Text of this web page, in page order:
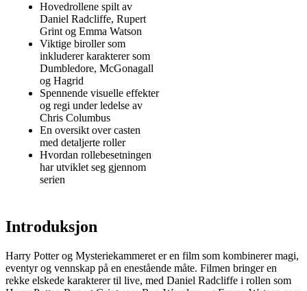
Hovedrollene spilt av
Daniel Radcliffe, Rupert
Grint og Emma Watson
Viktige biroller som
inkluderer karakterer som
Dumbledore, McGonagall
og Hagrid
Spennende visuelle effekter
og regi under ledelse av
Chris Columbus
En oversikt over casten
med detaljerte roller
Hvordan rollebesetningen
har utviklet seg gjennom
serien
Introduksjon
Harry Potter og Mysteriekammeret er en film som kombinerer magi,
eventyr og vennskap på en enestående måte. Filmen bringer en
rekke elskede karakterer til live, med Daniel Radcliffe i rollen som